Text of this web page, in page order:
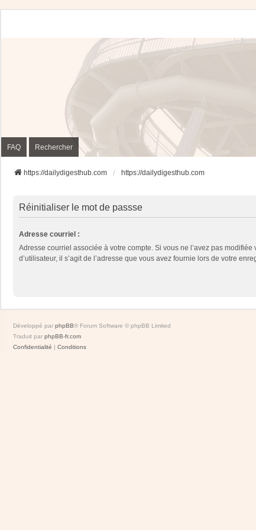
FAQ Rechercher
https://dailydigesthub.com https://dailydigesthub.com
Réinitialiser le mot de passse
Adresse courriel :
Adresse courriel associée à votre compte. Si vous ne l’avez pas modifiée
d’utilisateur, il s’agit de l’adresse que vous avez fournie lors de votre
Développé par phpBB® Forum Software © phpBB Limited
Traduit par phpBB-fr.com
Confidentialité | Conditions